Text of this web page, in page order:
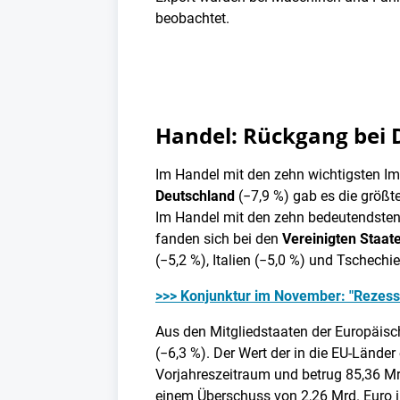
beobachtet.
Handel: Rückgang bei
Im Handel mit den zehn wichtigsten
Deutschland (−7,9 %) gab es die
Im Handel mit den zehn
fanden sich bei den Vereinigten
(−5,2 %), Italien (−5,0 %) und
>>> Konjunktur im November:
Aus den Mitgliedstaaten der
(−6,3 %). Der Wert der in die EU-
Vorjahreszeitraum und betrug 85,36
einem Überschuss von 2,26 Mrd.